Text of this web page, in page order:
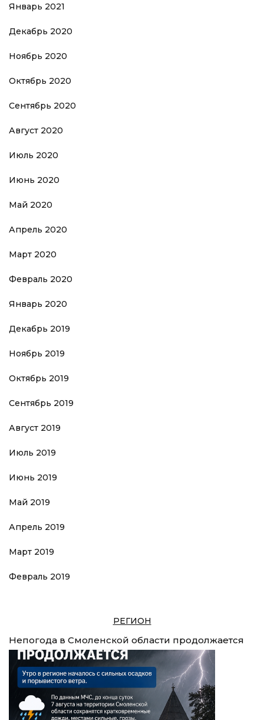
Январь 2021
Декабрь 2020
Ноябрь 2020
Октябрь 2020
Сентябрь 2020
Август 2020
Июль 2020
Июнь 2020
Май 2020
Апрель 2020
Март 2020
Февраль 2020
Январь 2020
Декабрь 2019
Ноябрь 2019
Октябрь 2019
Сентябрь 2019
Август 2019
Июль 2019
Июнь 2019
Май 2019
Апрель 2019
Март 2019
Февраль 2019
РЕГИОН
Непогода в Смоленской области продолжается